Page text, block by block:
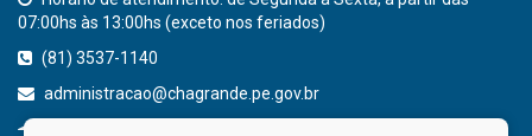
07:00hs às 13:00hs (exceto nos feriados)
(81) 3537-1140
administracao@chagrande.pe.gov.br